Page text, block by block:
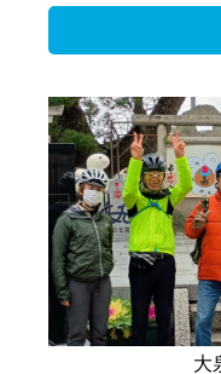
大